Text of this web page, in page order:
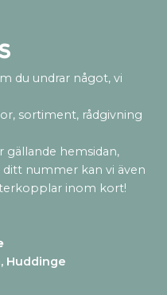
du undrar något, vi
sortiment, rådgivning
gällande hemsidan,
nummer kan vi även
inom kort!
Huddinge